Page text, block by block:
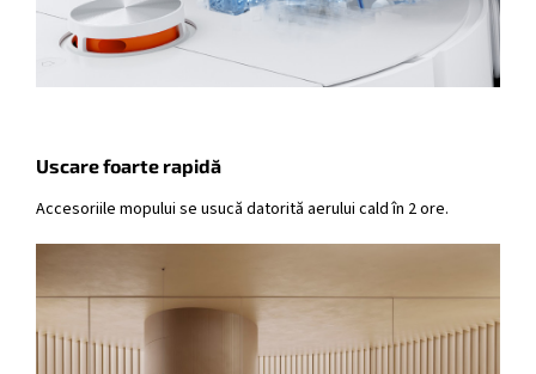
Uscare foarte rapidă
Accesoriile mopului se usucă datorită aerului cald în 2 ore.